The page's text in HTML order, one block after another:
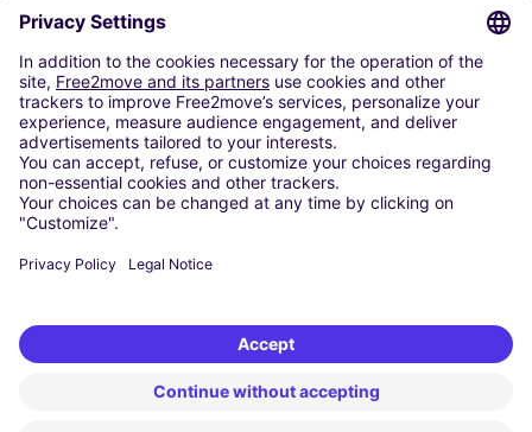
ONZE STEDEN
Paris
Madrid
Washington DC
Milaan
Rome
Turijn
Wenen
Berlijn
Düsseldorf